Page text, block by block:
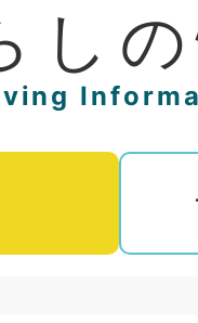
ーツマスタ
し